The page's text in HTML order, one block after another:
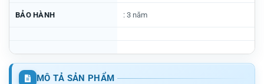
BẢO HÀNH : 3 năm
MÔ TẢ SẢN PHẨM